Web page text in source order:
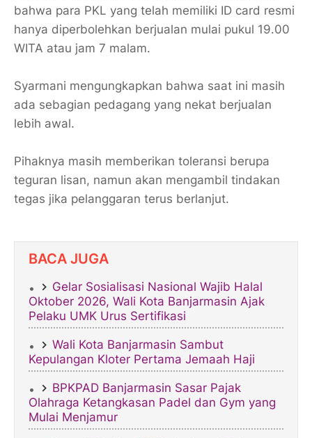
bahwa para PKL yang telah memiliki ID card resmi
hanya diperbolehkan berjualan mulai pukul 19.00
WITA atau jam 7 malam.
​Syarmani mengungkapkan bahwa saat ini masih
ada sebagian pedagang yang nekat berjualan
lebih awal.
Pihaknya masih memberikan toleransi berupa
teguran lisan, namun akan mengambil tindakan
tegas jika pelanggaran terus berlanjut.
BACA JUGA
Gelar Sosialisasi Nasional Wajib Halal
Oktober 2026, Wali Kota Banjarmasin Ajak
Pelaku UMK Urus Sertifikasi
Wali Kota Banjarmasin Sambut
Kepulangan Kloter Pertama Jemaah Haji​
BPKPAD Banjarmasin Sasar Pajak
Olahraga Ketangkasan Padel dan Gym yang
Mulai Menjamur